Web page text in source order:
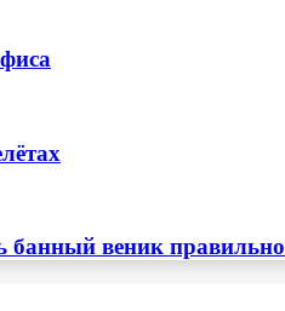
банный веник правильно